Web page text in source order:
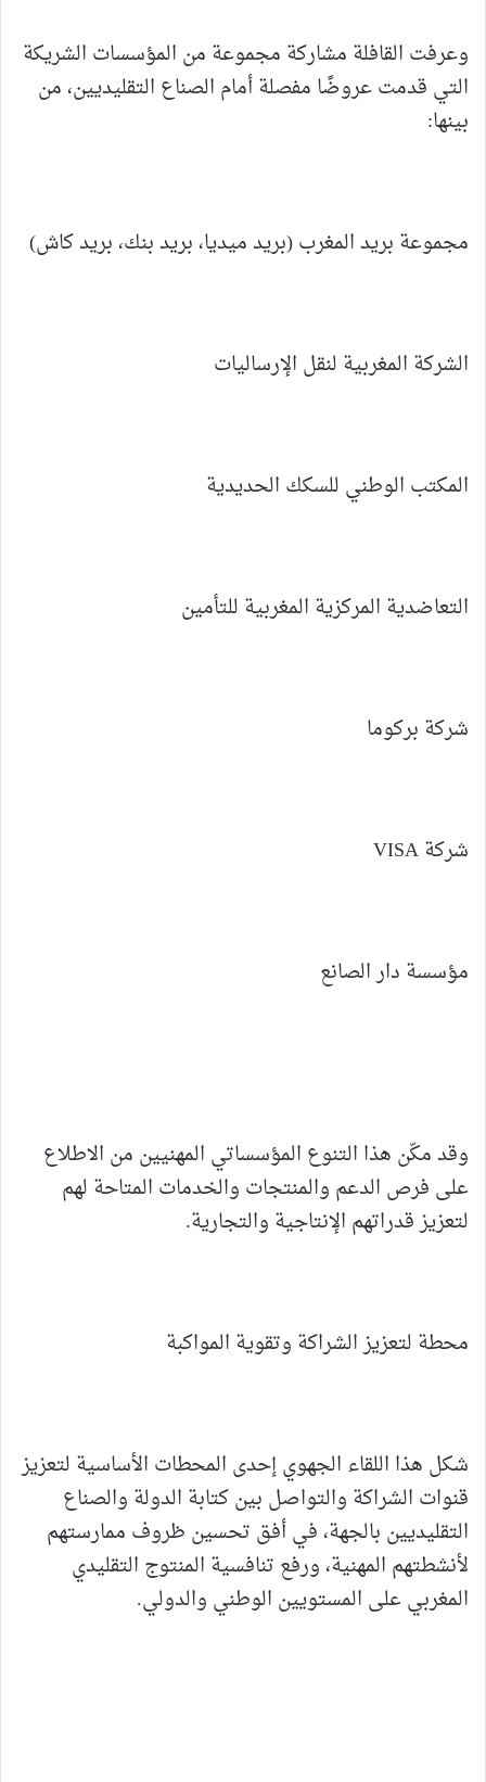
وعرفت القافلة مشاركة مجموعة من المؤسسات الشريكة
التي قدمت عروضًا مفصلة أمام الصناع التقليديين، من
بينها:
مجموعة بريد المغرب (بريد ميديا، بريد بنك، بريد كاش)
الشركة المغربية لنقل الإرساليات
المكتب الوطني للسكك الحديدية
التعاضدية المركزية المغربية للتأمين
شركة بركوما
شركة VISA
مؤسسة دار الصانع
وقد مكّن هذا التنوع المؤسساتي المهنيين من الاطلاع
على فرص الدعم والمنتجات والخدمات المتاحة لهم
لتعزيز قدراتهم الإنتاجية والتجارية.
محطة لتعزيز الشراكة وتقوية المواكبة
شكل هذا اللقاء الجهوي إحدى المحطات الأساسية لتعزيز
قنوات الشراكة والتواصل بين كتابة الدولة والصناع
التقليديين بالجهة، في أفق تحسين ظروف ممارستهم
لأنشطتهم المهنية، ورفع تنافسية المنتوج التقليدي
المغربي على المستويين الوطني والدولي.